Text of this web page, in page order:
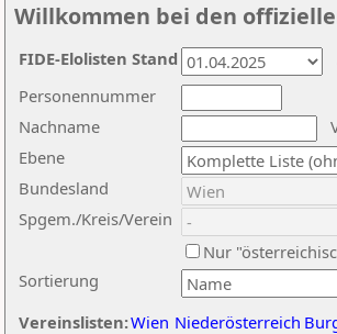
Willkommen bei den
Nachname
Ebene
Sortierung
Personennummer
Bundesland
Spgem./Kreis/Verein
Nur
Vereinslisten:Wien Niederösterreich
FIDE-Elolisten Stand